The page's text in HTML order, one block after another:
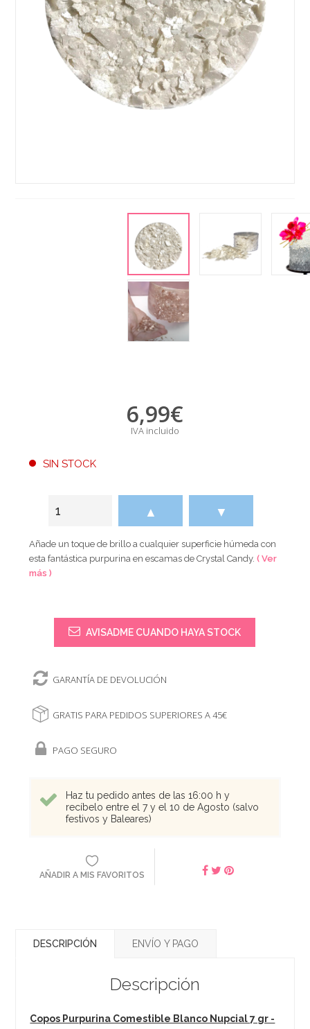
6,99€
IVA incluido
SIN STOCK
▲ ▼
Añade un toque de brillo a cualquier superficie húmeda con
esta fantástica purpurina en escamas de Crystal Candy.( Ver
más )
AVISADME CUANDO HAYA STOCK
GARANTÍA DE DEVOLUCIÓN
GRATIS PARA PEDIDOS SUPERIORES A 45€
PAGO SEGURO
Haz tu pedido antes de las 16:00 h y
recíbelo entre el 7 y el 10 de Agosto (salvo
festivos y Baleares)
AÑADIR A MIS FAVORITOS
DESCRIPCIÓN ENVÍO Y PAGO
Descripción
Copos Purpurina Comestible Blanco Nupcial 7 gr -